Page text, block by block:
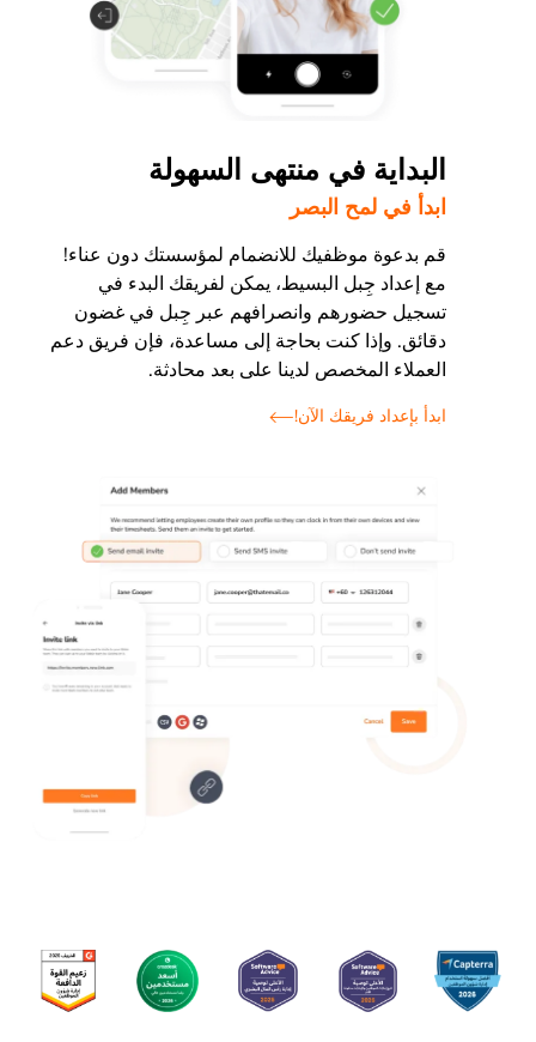
البداية في منتهى السهولة
ابدأ في لمح البصر
قم بدعوة موظفيك للانضمام لمؤسستك دون عناء!
مع إعداد جِبل البسيط، يمكن لفريقك البدء في
تسجيل حضورهم وانصرافهم عبر جِبل في غضون
دقائق. وإذا كنت بحاجة إلى مساعدة، فإن فريق دعم
العملاء المخصص لدينا على بعد محادثة.
ابدأ بإعداد فريقك الآن!